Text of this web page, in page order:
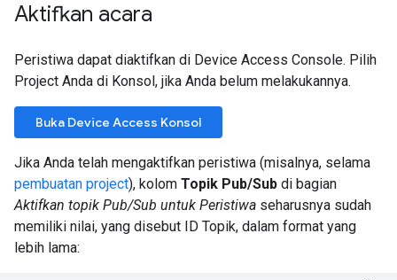
Aktifkan acara
Peristiwa dapat diaktifkan di Device Access Console. Pilih
Project Anda di Konsol, jika Anda belum melakukannya.
Buka Device Access Konsol
Jika Anda telah mengaktifkan peristiwa (misalnya, selama
pembuatan project), kolom Topik Pub/Sub di bagian
Aktifkan topik Pub/Sub untuk Peristiwa seharusnya sudah
memiliki nilai, yang disebut ID Topik, dalam format yang
lebih lama: